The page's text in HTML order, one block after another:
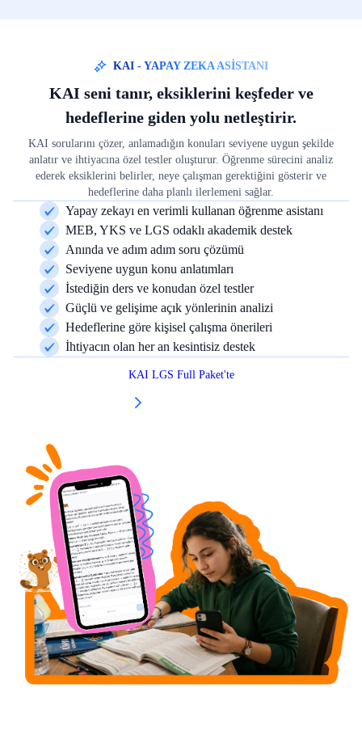
KAI - YAPAY ZEKA ASİSTANI
KAI seni tanır, eksiklerini keşfeder ve
hedeflerine giden yolu netleştirir.
KAI sorularını çözer, anlamadığın konuları seviyene uygun şekilde
anlatır ve ihtiyacına özel testler oluşturur. Öğrenme sürecini analiz
ederek eksiklerini belirler, neye çalışman gerektiğini gösterir ve
hedeflerine daha planlı ilerlemeni sağlar.
Yapay zekayı en verimli kullanan öğrenme asistanı
MEB, YKS ve LGS odaklı akademik destek
Anında ve adım adım soru çözümü
Seviyene uygun konu anlatımları
İstediğin ders ve konudan özel testler
Güçlü ve gelişime açık yönlerinin analizi
Hedeflerine göre kişisel çalışma önerileri
İhtiyacın olan her an kesintisiz destek
KAI LGS Full Paket'te